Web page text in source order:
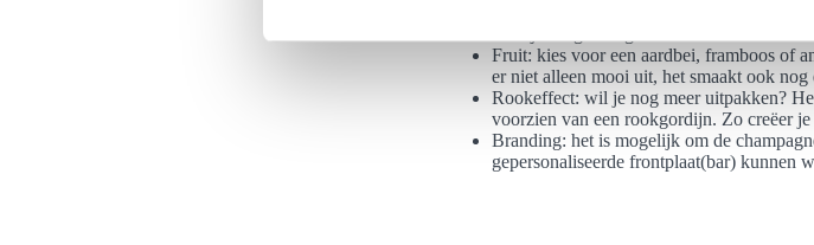
i
Sabrage: een klassieke manier om een
Fruit: kies voor een aardbei, framboos of
er niet alleen mooi uit, het smaakt ook
Rookeffect: wil je nog meer uitpakken?
voorzien van een rookgordijn. Zo creëer je
Branding: het is mogelijk om de
gepersonaliseerde frontplaat(bar)